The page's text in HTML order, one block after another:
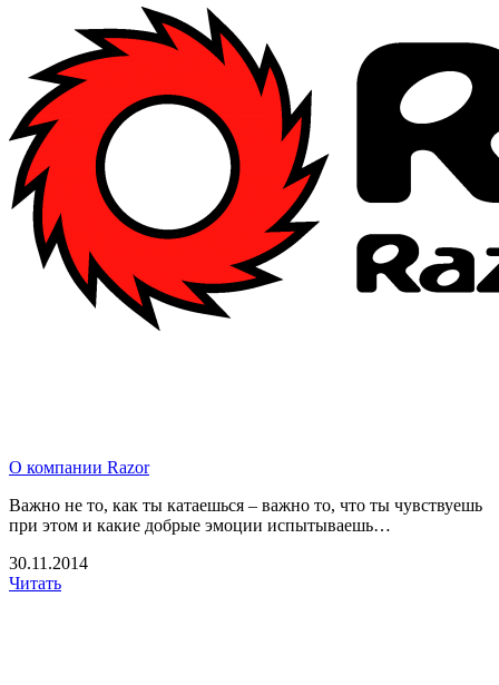
О компании Razor
Важно не то, как ты катаешься – важно то, что ты чувствуешь
при этом и какие добрые эмоции испытываешь…
30.11.2014
Читать